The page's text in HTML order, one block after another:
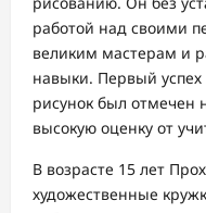
работой над своими
великим мастерам и
навыки. Первый успех
рисунок был отмечен
высокую оценку от
В возрасте 15 лет
художественные